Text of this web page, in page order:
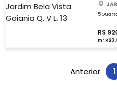
5
R$
m²
Anterior 1